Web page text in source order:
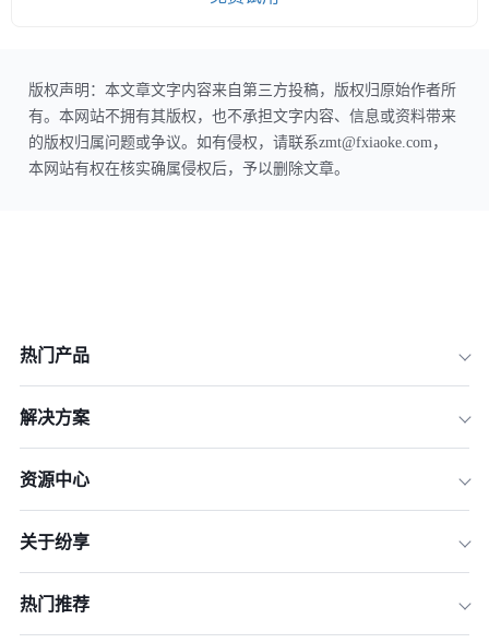
版权声明：本文章文字内容来自第三方投稿，版权归原始作者所
有。本网站不拥有其版权，也不承担文字内容、信息或资料带来
的版权归属问题或争议。如有侵权，请联系zmt@fxiaoke.com，
本网站有权在核实确属侵权后，予以删除文章。
热门产品
解决方案
资源中心
关于纷享
热门推荐